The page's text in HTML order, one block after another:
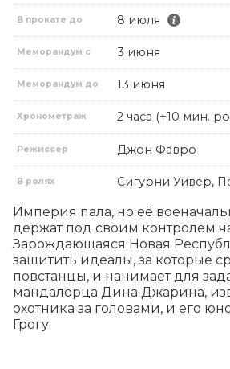
В прокате до 8 июля
Меморандум с 3 июня
Меморандум до 13 июня
Хронометраж 2 часа (+10 мин.
Режиссер Джон Фавро
В ролях Сигурни Уивер,
Империя пала, но её
держат под своим контролем
Зарождающаяся Новая
защитить идеалы, за которые
повстанцы, и нанимает для
мандалорца Дина Джарина,
охотника за головами, и его
Грогу.